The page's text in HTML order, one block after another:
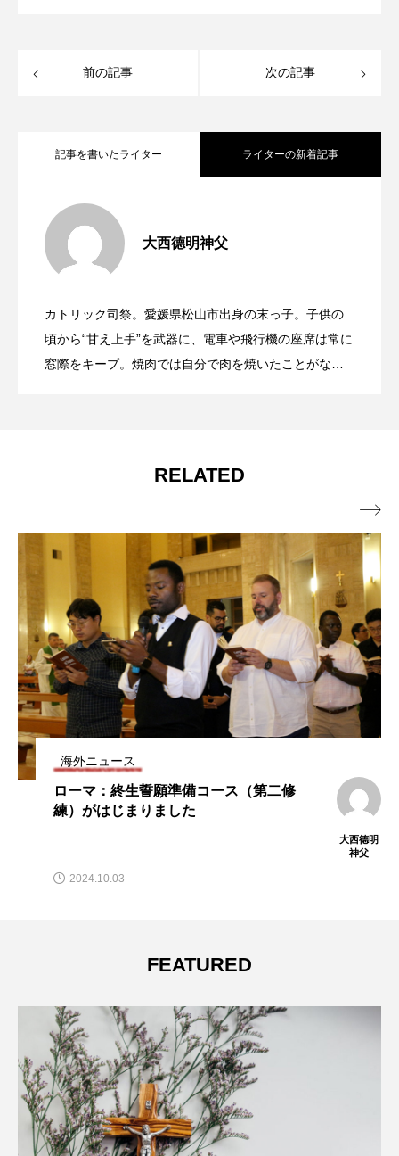
前の記事 次の記事
記事を書いたライター ライターの新着記事
大西德明神父
カトリック司祭。愛媛県松山市出身の末っ子。子供の
頃から“甘え上手”を武器に、電車や飛行機の座席は常に
窓際をキープ。焼肉では自分で肉を焼いたことがな
2026.08.05
話〜
2026.08.03
（年間第18月曜日）
2026.07.27 神の国は、大きなものではなく、入り込
RELATED
海外ニュース
メキシコ—キューバ—アメリカ合衆国管
区：トラルネパントラに新店舗がオープ
2025.12.22

FEATURED